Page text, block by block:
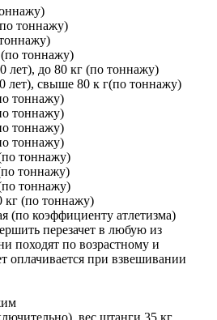
тоннажу)
тоннажу)
лет), до 80 кг (по тоннажу)
лет), свыше 80 к г(по тоннажу)
тоннажу)
тоннажу)
тоннажу)
тоннажу)
тоннажу)
тоннажу)
тоннажу)
(по тоннажу)
(по коэффициенту атлетизма)
перезачет в любую из
походят по возрастному и
оплачивается при взвешивании